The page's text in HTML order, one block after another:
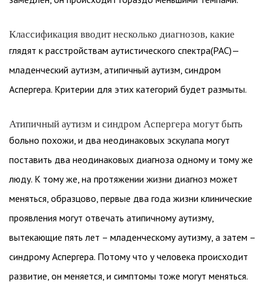
Классификация вводит несколько диагнозов, какие
глядят к расстройствам аутистического спектра(РАС)—
младенческий аутизм, атипичный аутизм, синдром
Аспергера. Критерии для этих категорий будет размыты.
Атипичный аутизм и синдром Аспергера могут быть
больно похожи, и два неодинаковых эскулапа могут
поставить два неодинаковых диагноза одному и тому же
люду. К тому же, на протяжении жизни диагноз может
меняться, образцово, первые два года жизни клинические
проявления могут отвечать атипичному аутизму,
вытекающие пять лет – младенческому аутизму, а затем –
синдрому Аспергера. Потому что у человека происходит
развитие, он меняется, и симптомы тоже могут меняться.